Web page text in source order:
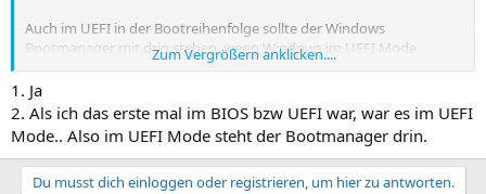
Auch im UEFI in der Bootreihenfolge sollte der Windows
Bootmanager mit drin stehen, wenn Windows im UEFI Mode
installiert wurde, geht es damit?
Zum Vergrößern anklicken....
1. Ja
2. Als ich das erste mal im BIOS bzw UEFI war, war es im UEFI
Mode.. Also im UEFI Mode steht der Bootmanager drin.
Du musst dich einloggen oder registrieren, um hier zu antworten.